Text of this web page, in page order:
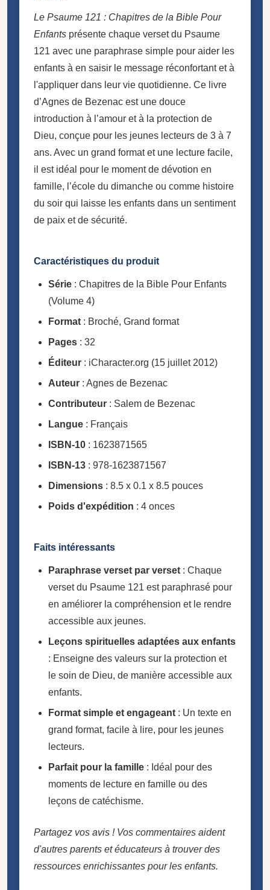
Le Psaume 121 : Chapitres de la Bible Pour
Enfants présente chaque verset du Psaume
121 avec une paraphrase simple pour aider les
enfants à en saisir le message réconfortant et à
l'appliquer dans leur vie quotidienne. Ce livre
d’Agnes de Bezenac est une douce
introduction à l’amour et à la protection de
Dieu, conçue pour les jeunes lecteurs de 3 à 7
ans. Avec un grand format et une lecture facile,
il est idéal pour le moment de dévotion en
famille, l’école du dimanche ou comme histoire
du soir qui laisse les enfants dans un sentiment
de paix et de sécurité.
Caractéristiques du produit
Série : Chapitres de la Bible Pour Enfants
(Volume 4)
Format : Broché, Grand format
Pages : 32
Éditeur : iCharacter.org (15 juillet 2012)
Auteur : Agnes de Bezenac
Contributeur : Salem de Bezenac
Langue : Français
ISBN-10 : 1623871565
ISBN-13 : 978-1623871567
Dimensions : 8.5 x 0.1 x 8.5 pouces
Poids d'expédition : 4 onces
Faits intéressants
Paraphrase verset par verset : Chaque
verset du Psaume 121 est paraphrasé pour
en améliorer la compréhension et le rendre
accessible aux jeunes.
Leçons spirituelles adaptées aux enfants
: Enseigne des valeurs sur la protection et
le soin de Dieu, de manière accessible aux
enfants.
Format simple et engageant : Un texte en
grand format, facile à lire, pour les jeunes
lecteurs.
Parfait pour la famille : Idéal pour des
moments de lecture en famille ou des
leçons de catéchisme.
Partagez vos avis ! Vos commentaires aident
d'autres parents et éducateurs à trouver des
ressources enrichissantes pour les enfants.